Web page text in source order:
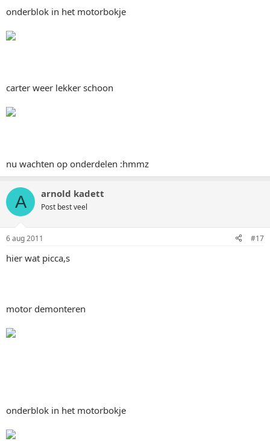
onderblok in het motorbokje
carter weer lekker schoon
nu wachten op onderdelen :hmmz
A arnold kadett
Post best veel
6 aug 2011 #17
hier wat picca,s
motor demonteren
onderblok in het motorbokje